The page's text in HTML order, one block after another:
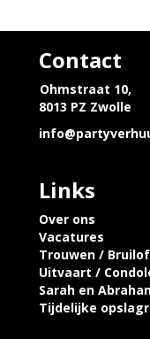
Contact
Ohmstraat 10,
8013 PZ Zwolle
Links
Over ons
Vacatures
Trouwen /
Uitvaart /
Sarah en
Tijdelijke